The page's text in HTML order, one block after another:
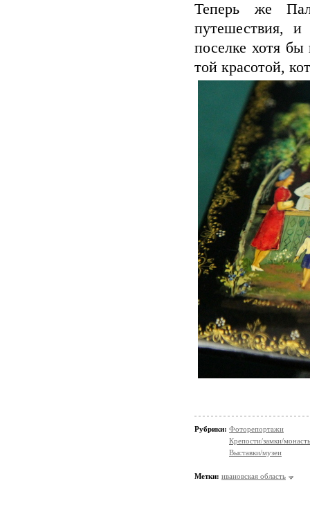
Теперь же
путешествия,
поселке хотя бы
той красотой,
Рубрики: Фоторепортажи
Крепости/замки/
Выставки/музеи
Метки: ивановская область